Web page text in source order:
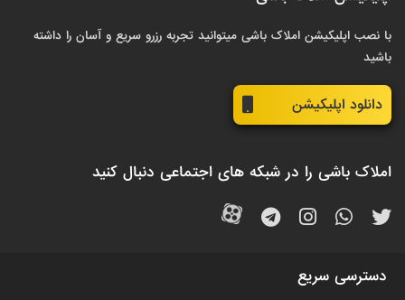
با نصب اپلیکیشن املاک باشی میتوانید تجربه رزرو سریع و آسان را داشته
باشید
دانلود اپلیکیشن
املاک باشی را در شبکه های اجتماعی دنبال کنید
دسترسی سریع